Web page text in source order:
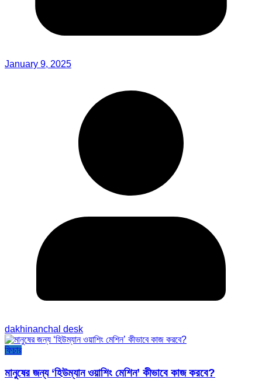
January 9, 2025
dakhinanchal desk
ফিচার
মানুষের জন্য ‘হিউম্যান ওয়াশিং মেশিন’ কীভাবে কাজ করবে?